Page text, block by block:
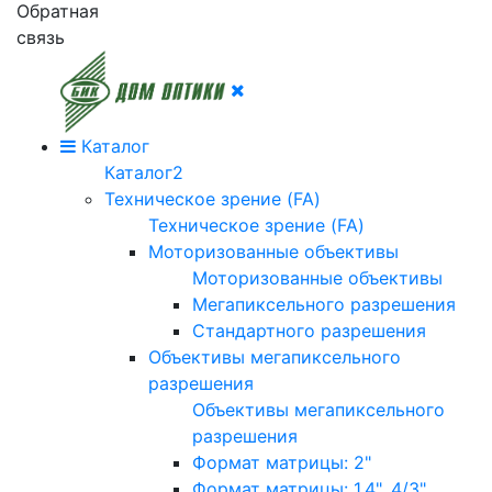
Обратная
связь
Каталог
Каталог2
Техническое зрение (FA)
Техническое зрение (FA)
Моторизованные объективы
Моторизованные объективы
Мегапиксельного разрешения
Стандартного разрешения
Объективы мегапиксельного
разрешения
Объективы мегапиксельного
разрешения
Формат матрицы: 2"